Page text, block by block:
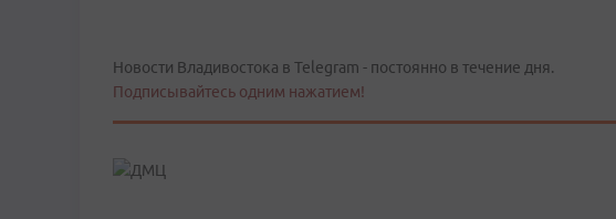
Новости Владивостока в Telegram - постоянно в течение дня.
Подписывайтесь одним нажатием!